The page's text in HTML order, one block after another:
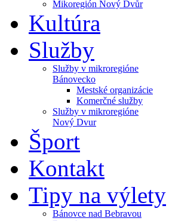
Mikoregión Nový Dvůr
Kultúra
Služby
Služby v mikroregióne
Bánovecko
Mestské organizácie
Komerčné služby
Služby v mikroregióne
Nový Dvur
Šport
Kontakt
Tipy na výlety
Bánovce nad Bebravou